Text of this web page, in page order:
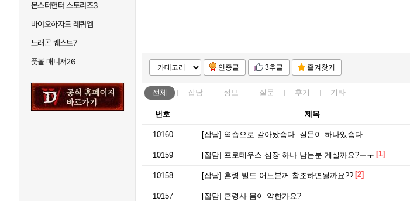
몬스터헌터 스토리즈3
바이오하자드 레퀴엠
드래곤 퀘스트7
풋볼 매니저26
인증글 3추글 즐겨찾기
전체 잡담 정보 질문 후기 기타
번호 제목
10160 [잡담] 역습으로 갈아탔슴다. 질문이 하나있슴다.
10159 [잡담] 프로테우스 심장 하나 남는분 계실까요?ㅜㅜ [1]
10158 [잡담] 혼령 빌드 어느분꺼 참조하면될까요?? [2]
10157 [잡담] 혼령사 몸이 약한가요?